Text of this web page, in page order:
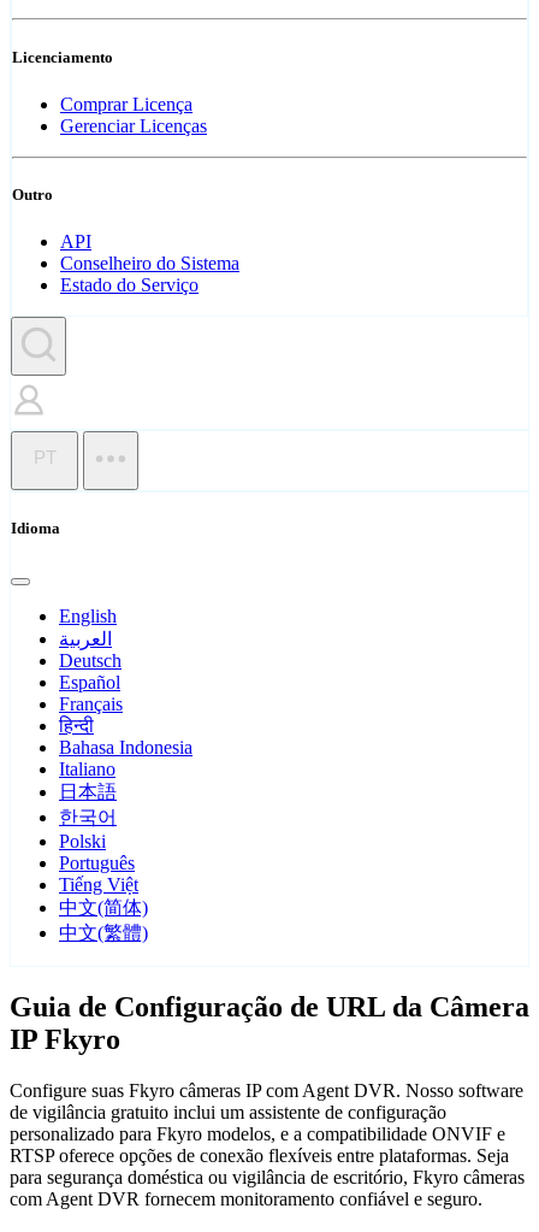
Licenciamento
Comprar Licença
Gerenciar Licenças
Outro
API
Conselheiro do Sistema
Estado do Serviço
PT
Idioma
English
العربية
Deutsch
Español
Français
हिन्दी
Bahasa Indonesia
Italiano
日本語
한국어
Polski
Português
Tiếng Việt
中文(简体)
中文(繁體)
Guia de Configuração de URL da Câmera
IP Fkyro
Configure suas Fkyro câmeras IP com Agent DVR. Nosso software
de vigilância gratuito inclui um assistente de configuração
personalizado para Fkyro modelos, e a compatibilidade ONVIF e
RTSP oferece opções de conexão flexíveis entre plataformas. Seja
para segurança doméstica ou vigilância de escritório, Fkyro câmeras
com Agent DVR fornecem monitoramento confiável e seguro.